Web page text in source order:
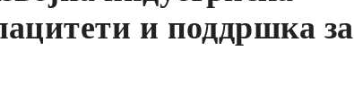
и поддршка за